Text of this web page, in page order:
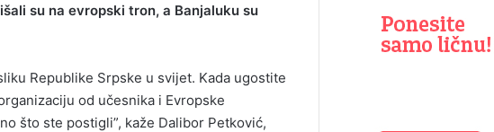
su na evropski tron, a Banjaluku su
Republike Srpske u svijet. Kada ugostite
od učesnika i Еvropske
što ste postigli”, kaže Dalibor Petković,